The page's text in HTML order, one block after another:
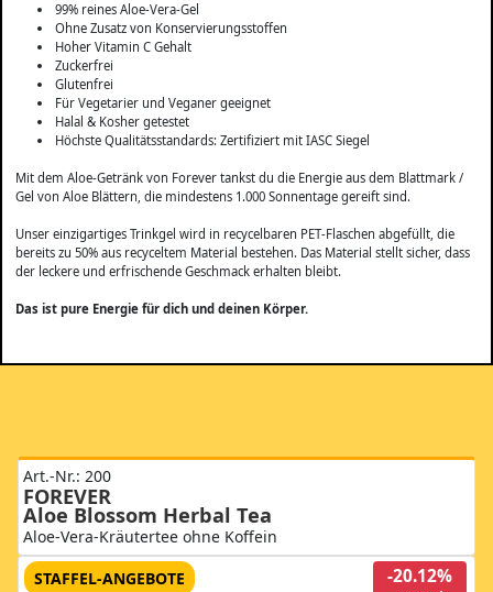
99% reines Aloe-Vera-Gel
Ohne Zusatz von Konservierungsstoffen
Hoher Vitamin C Gehalt
Zuckerfrei
Glutenfrei
Für Vegetarier und Veganer geeignet
Halal & Kosher getestet
Höchste Qualitätsstandards: Zertifiziert mit IASC Siegel
Mit dem Aloe-Getränk von Forever tankst du die Energie aus dem Blattmark /
Gel von Aloe Blättern, die mindestens 1.000 Sonnentage gereift sind.
Unser einzigartiges Trinkgel wird in recycelbaren PET-Flaschen abgefüllt, die
bereits zu 50% aus recyceltem Material bestehen. Das Material stellt sicher, dass
der leckere und erfrischende Geschmack erhalten bleibt.
Das ist pure Energie für dich und deinen Körper.
Art.-Nr.: 200
FOREVER
Aloe Blossom Herbal Tea
Aloe‑Vera‑Kräutertee ohne Koffein
-20.12%
STAFFEL-ANGEBOTE